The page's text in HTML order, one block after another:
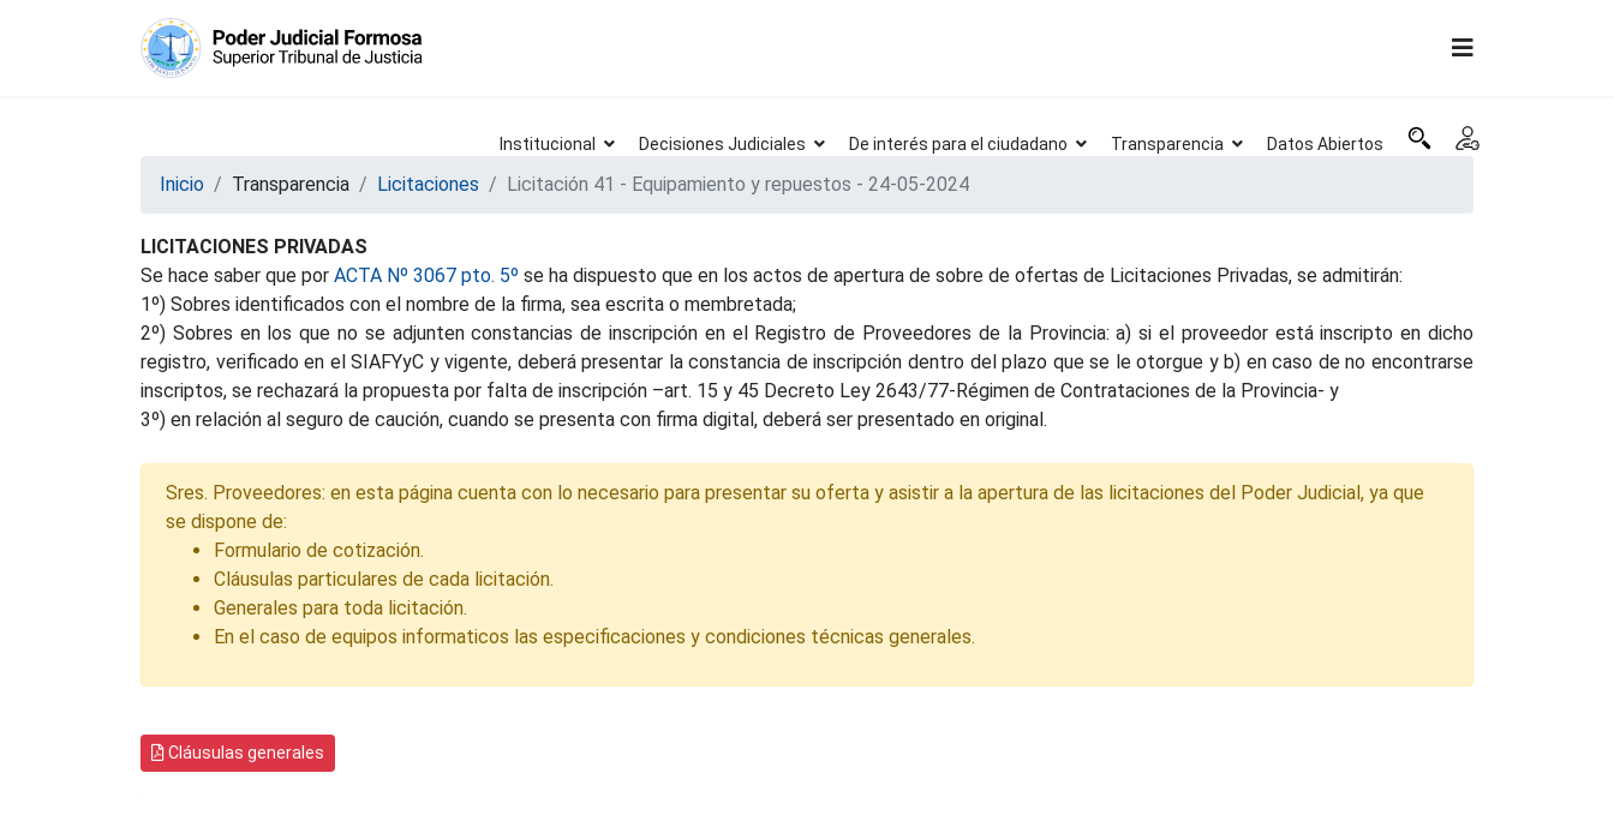
Institucional Decisiones Judiciales De interés para el ciudadano Transparencia Datos Abiertos
Inicio Transparencia Licitaciones Licitación 41 - Equipamiento y repuestos - 24-05-2024
LICITACIONES PRIVADAS
Se hace saber que por ACTA Nº 3067 pto. 5º se ha dispuesto que en los actos de apertura de sobre de ofertas de Licitaciones Privadas, se admitirán:
1º) Sobres identificados con el nombre de la firma, sea escrita o membretada;
2º) Sobres en los que no se adjunten constancias de inscripción en el Registro de Proveedores de la Provincia: a) si el proveedor está inscripto en dicho
registro, verificado en el SIAFYyC y vigente, deberá presentar la constancia de inscripción dentro del plazo que se le otorgue y b) en caso de no encontrarse
inscriptos, se rechazará la propuesta por falta de inscripción –art. 15 y 45 Decreto Ley 2643/77-Régimen de Contrataciones de la Provincia- y
3º) en relación al seguro de caución, cuando se presenta con firma digital, deberá ser presentado en original.
Sres. Proveedores: en esta página cuenta con lo necesario para presentar su oferta y asistir a la apertura de las licitaciones del Poder Judicial, ya que
se dispone de:
Formulario de cotización.
Cláusulas particulares de cada licitación.
Generales para toda licitación.
En el caso de equipos informaticos las especificaciones y condiciones técnicas generales.
Cláusulas generales